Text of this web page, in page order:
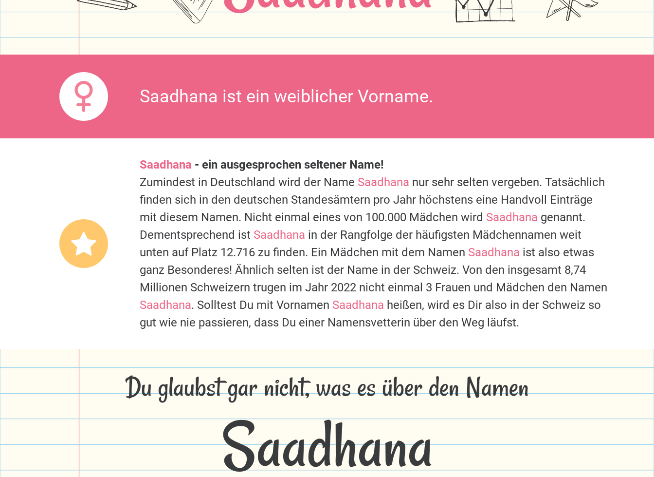
Saadhana ist ein weiblicher Vorname.
Saadhana - ein ausgesprochen seltener Name!
Zumindest in Deutschland wird der Name Saadhana nur sehr selten vergeben. Tatsächlich
finden sich in den deutschen Standesämtern pro Jahr höchstens eine Handvoll Einträge
mit diesem Namen. Nicht einmal eines von 100.000 Mädchen wird Saadhana genannt.
Dementsprechend ist Saadhana in der Rangfolge der häufigsten Mädchennamen weit
unten auf Platz 12.716 zu finden. Ein Mädchen mit dem Namen Saadhana ist also etwas
ganz Besonderes! Ähnlich selten ist der Name in der Schweiz. Von den insgesamt 8,74
Millionen Schweizern trugen im Jahr 2022 nicht einmal 3 Frauen und Mädchen den Namen
Saadhana. Solltest Du mit Vornamen Saadhana heißen, wird es Dir also in der Schweiz so
gut wie nie passieren, dass Du einer Namensvetterin über den Weg läufst.
Du glaubst gar nicht, was es über den Namen
Saadhana